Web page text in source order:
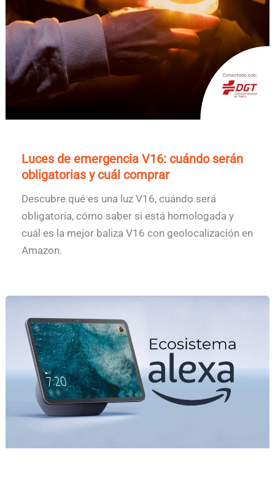
Luces de emergencia V16: cuándo serán
obligatorias y cuál comprar
Descubre qué es una luz V16, cuándo será
obligatoria, cómo saber si está homologada y
cuál es la mejor baliza V16 con geolocalización en
Amazon.